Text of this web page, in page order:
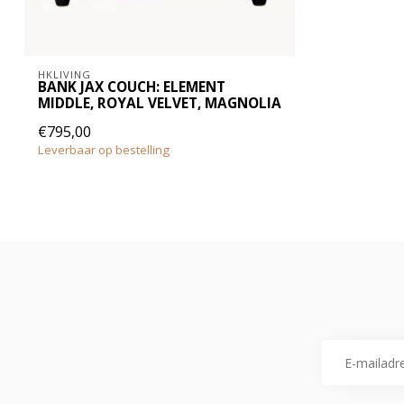
HKLIVING
BANK JAX COUCH: ELEMENT
MIDDLE, ROYAL VELVET, MAGNOLIA
€795,00
Leverbaar op bestelling